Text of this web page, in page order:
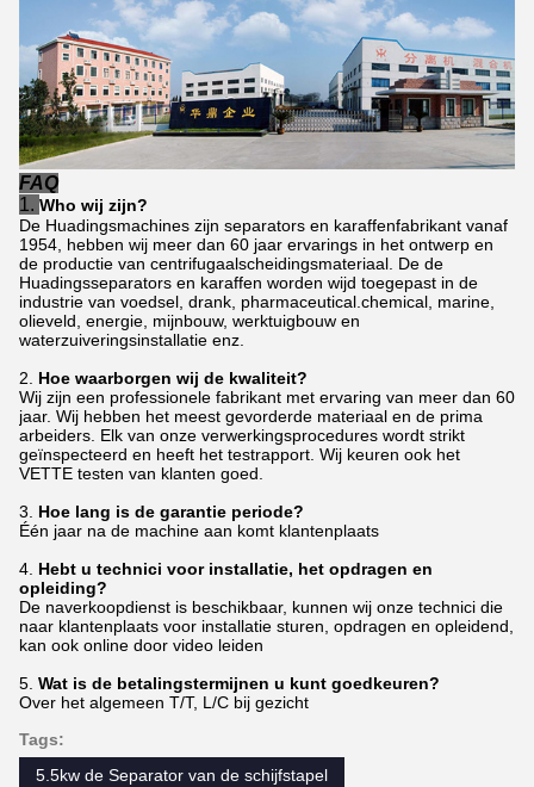
FAQ
1. Who wij zijn?
De Huadingsmachines zijn separators en karaffenfabrikant vanaf
1954, hebben wij meer dan 60 jaar ervarings in het ontwerp en
de productie van centrifugaalscheidingsmateriaal. De de
Huadingsseparators en karaffen worden wijd toegepast in de
industrie van voedsel, drank, pharmaceutical.chemical, marine,
olieveld, energie, mijnbouw, werktuigbouw en
waterzuiveringsinstallatie enz.
2. Hoe waarborgen wij de kwaliteit?
Wij zijn een professionele fabrikant met ervaring van meer dan 60
jaar. Wij hebben het meest gevorderde materiaal en de prima
arbeiders. Elk van onze verwerkingsprocedures wordt strikt
geïnspecteerd en heeft het testrapport. Wij keuren ook het
VETTE testen van klanten goed.
3. Hoe lang is de garantie periode?
Één jaar na de machine aan komt klantenplaats
4. Hebt u technici voor installatie, het opdragen en
opleiding?
De naverkoopdienst is beschikbaar, kunnen wij onze technici die
naar klantenplaats voor installatie sturen, opdragen en opleidend,
kan ook online door video leiden
5. Wat is de betalingstermijnen u kunt goedkeuren?
Over het algemeen T/T, L/C bij gezicht
Tags:
5.5kw de Separator van de schijfstapel